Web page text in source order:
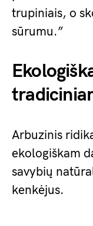
trupiniais, o
sūrumu.”
Arbuzinis
ekologiškam
savybių
kenkėjus.